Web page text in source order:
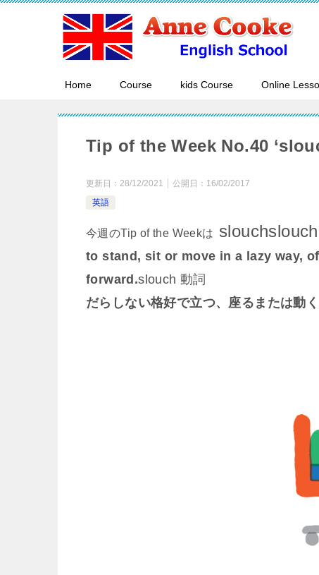
Home Course kids Course Online
Tip of the Week No.40
更新日： 28/12/2021 公開日： 16/02/2017
英語
今週のTip of the Weekは slouchslouch
to stand, sit or move in a lazy way,
forward.slouch 動詞
だらしない格好で立つ、座るまたは動